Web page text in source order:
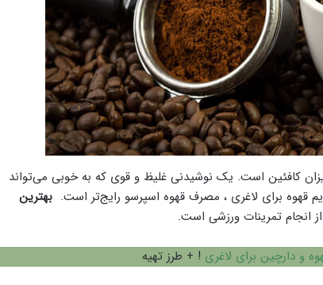
کافئین است. یک نوشیدنی غلیظ و قوی که به خوبی می‌تواند
قهوه برای لاغری ، مصرف قهوه اسپرسو رایج‌تر است. بهترین
انجام تمرینات ورزشی است.
و دارچین برای لاغری ! + طرز تهیه